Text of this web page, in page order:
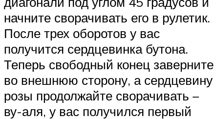
начните сворачивать его в рулетик.
После трех оборотов у вас
получится сердцевинка бутона.
Теперь свободный конец заверните
во внешнюю сторону, а сердцевину
розы продолжайте сворачивать –
ву-аля, у вас получился первый